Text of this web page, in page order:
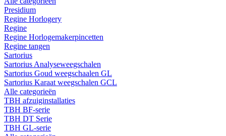
Presidium
Regine Horlogery
Regine
Regine Horlogemakerpincetten
Regine tangen
Sartorius
Sartorius Analyseweegschalen
Sartorius Goud weegschaalen GL
Sartorius Karaat weegschalen GCL
Alle categorieën
TBH afzuiginstallaties
TBH BF-serie
TBH DT Serie
TBH GL-serie